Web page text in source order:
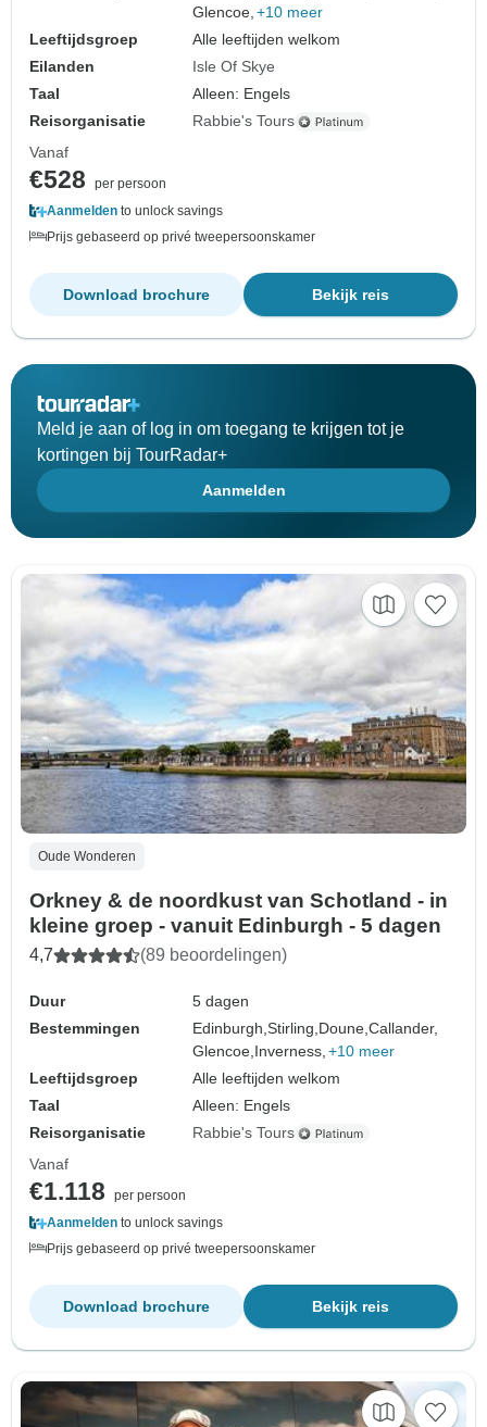
Glencoe, +10 meer
Leeftijdsgroep
Alle leeftijden welkom
Eilanden
Isle Of Skye
Taal
Alleen: Engels
Reisorganisatie
Rabbie's Tours
Vanaf
€528
per persoon
Aanmelden to unlock savings
Prijs gebaseerd op privé tweepersoonskamer
Bekijk reis
Download brochure
Meld je aan of log in om toegang te krijgen tot je
kortingen bij TourRadar+
Aanmelden
Oude Wonderen
Orkney & de noordkust van Schotland - in
kleine groep - vanuit Edinburgh - 5 dagen
4,7 (89 beoordelingen)
Duur
5 dagen
Bestemmingen
Edinburgh,Stirling,Doune,Callander,
Glencoe,Inverness, +10 meer
Leeftijdsgroep
Alle leeftijden welkom
Taal
Alleen: Engels
Reisorganisatie
Rabbie's Tours
Vanaf
€1.118
per persoon
Aanmelden to unlock savings
Prijs gebaseerd op privé tweepersoonskamer
Bekijk reis
Download brochure